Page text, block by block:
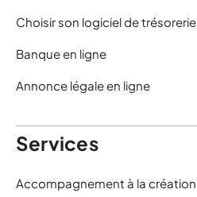
Choisir son logiciel de trésorerie
Banque en ligne
Annonce légale en ligne
Services
Accompagnement à la création